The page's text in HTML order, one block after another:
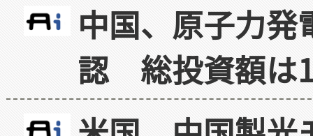
中国、原子力
認 総投資額は